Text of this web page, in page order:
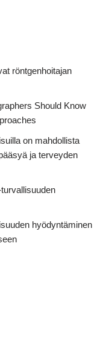
röntgenhoitajan
Should Know
on mahdollista
ja terveyden
hyödyntäminen